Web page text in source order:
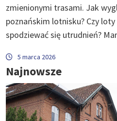
zmienionymi trasami. Jak
poznańskim lotnisku? Czy
spodziewać się utrudnień?
5 marca 2026
Najnowsze